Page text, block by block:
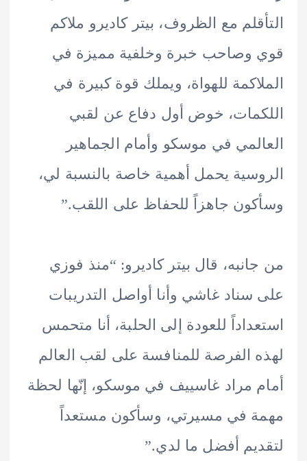
مع الظروف، بيتر كاديرو ملاكم
وصاحب خبرة وخلفية مميزة في
للهواة، ويملك قوة كبيرة في
خوض أول دفاع عن لقبي
في موسكو وأمام الجماهير
يحمل أهمية خاصة بالنسبة لي،
جاهزاً للحفاظ على اللقب.”
قال بيتر كاديرو: “منذ فوزي
غاشي وأنا أواصل التدريبات
للعودة إلى الحلبة، أنا متحمس
الفرصة للمنافسة على لقب العالم
مراد غاسييف في موسكو، إنّها لحظة
في مسيرتي، وسأكون مستعداً
أفضل ما لدي.”